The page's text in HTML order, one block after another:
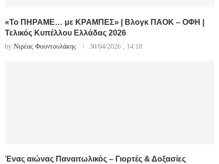
«Το ΠΗΡΑΜΕ… με ΚΡΑΜΠΕΣ» | Βλογκ ΠΑΟΚ – ΟΦΗ |
Τελικός Κυπέλλου Ελλάδας 2026
by Νιρέας Φουντουλάκης 30/04/2026 , 14:18
Ένας αιώνας Παναιτωλικός – Γιορτές & Δοξασίες